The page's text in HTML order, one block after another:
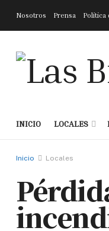
Nosotros Prensa Política
INICIO LOCALES
Inicio Locales